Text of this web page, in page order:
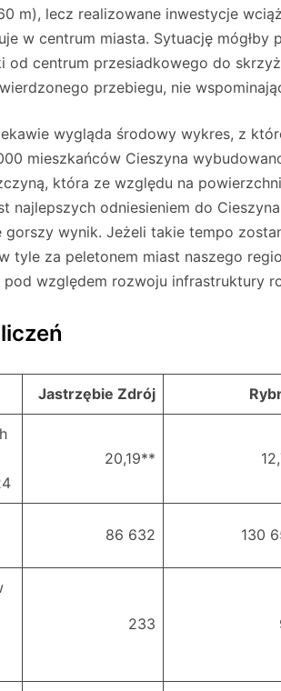
m), lecz realizowane inwestycje
w centrum miasta. Sytuację
od centrum przesiadkowego do
przebiegu, nie
wygląda środowy wykres, z
mieszkańców Cieszyna
która ze względu na
najlepszych odniesieniem do
gorszy wynik. Jeżeli takie tempo
tyle za peletonem miast naszego
pod względem rozwoju infrastruktury
Jastrzębie Zdrój
20,19**
86 632 130
233